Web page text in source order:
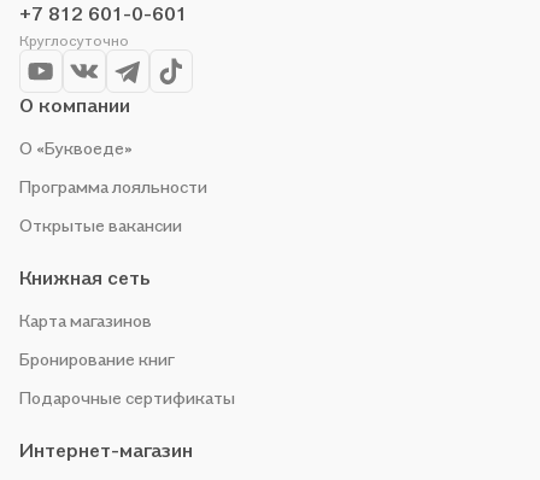
понравившуюся историю по приятной цене. Например,
организуем конкурсы и проводим акции. Оставайтесь с нами,
чтобы не упустить выгоду!
+7 812 601-0-601
Круглосуточно
О компании
О «Буквоеде»
Программа лояльности
Открытые вакансии
Книжная сеть
Карта магазинов
Бронирование книг
Подарочные сертификаты
Интернет-магазин